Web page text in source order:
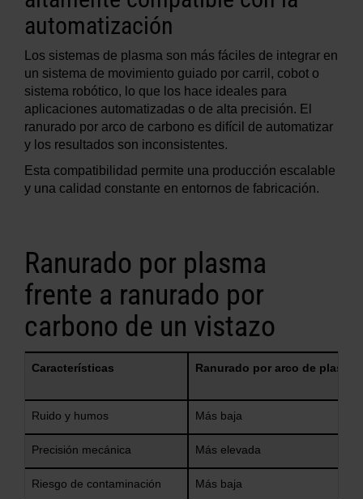
automatización
Los sistemas de plasma son más fáciles de integrar en
un sistema de movimiento guiado por carril, cobot o
sistema robótico, lo que los hace ideales para
aplicaciones automatizadas o de alta precisión. El
ranurado por arco de carbono es difícil de automatizar
y los resultados son inconsistentes.
Esta compatibilidad permite una producción escalable
y una calidad constante en entornos de fabricación.
Ranurado por plasma
frente a ranurado por
carbono de un vistazo
Características Ranurado por arco de plasma
Ruido y humos Más baja
Precisión mecánica Más elevada
Riesgo de contaminación Más baja